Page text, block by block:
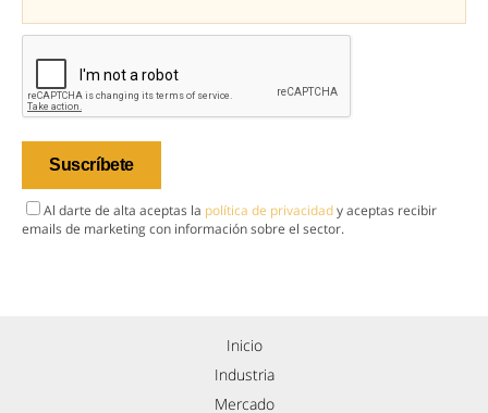
Al darte de alta aceptas la política de privacidady aceptas recibir
emails de marketing con información sobre el sector.
Inicio
Industria
Mercado